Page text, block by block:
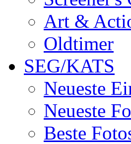
Art &
Oldtimer
SEG/KATS
Neueste
Neueste
Beste